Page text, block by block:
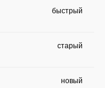
быстрый
старый
новый